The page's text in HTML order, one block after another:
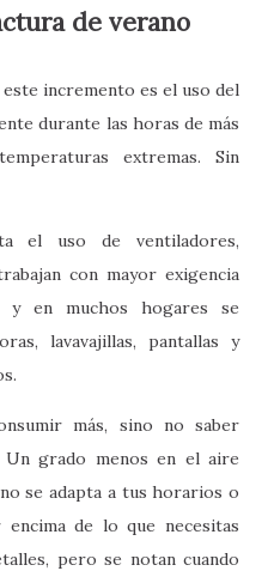
de verano
incremento es el uso del
durante las horas de más
extremas. Sin
el uso de ventiladores,
con mayor exigencia
y en muchos hogares se
lavavajillas, pantallas y
más, sino no saber
Un grado menos en el aire
se adapta a tus horarios o
de lo que necesitas
pero se notan cuando